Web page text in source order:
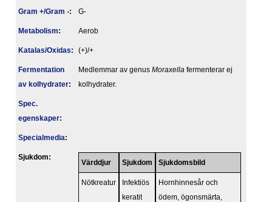
Gram +/Gram -: G-
Metabolism: Aerob
Katalas/Oxidas: (+)/+
Fermentation
av kolhydrater:
Medlemmar av genus Moraxella fermenterar ej
kolhydrater.
Spec.
egenskaper:
Specialmedia:
Sjukdom:
Värddjur Sjukdom Sjukdomsbild
Nötkreatur
Infektiös
keratit
Hornhinnesår och
ödem, ögonsmärta,